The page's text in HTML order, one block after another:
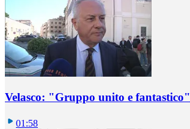
Velasco: "Gruppo unito e fantastico"
01:58